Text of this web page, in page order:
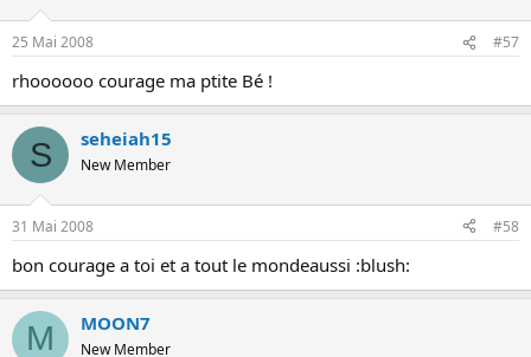
25 Mai 2008 #57
rhoooooo courage ma ptite Bé !
S seheiah15
New Member
31 Mai 2008 #58
bon courage a toi et a tout le mondeaussi :blush:
M MOON7
New Member